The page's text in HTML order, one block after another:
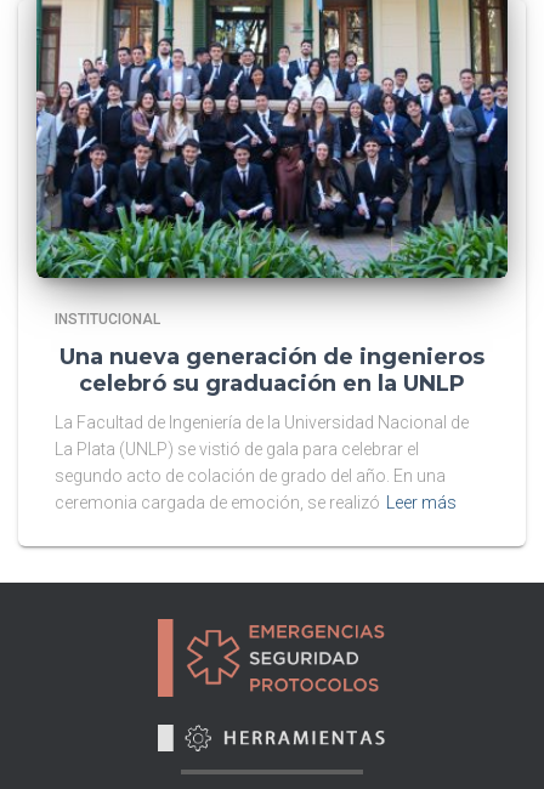
INSTITUCIONAL
Una nueva generación de ingenieros
celebró su graduación en la UNLP
La Facultad de Ingeniería de la Universidad Nacional de
La Plata (UNLP) se vistió de gala para celebrar el
segundo acto de colación de grado del año. En una
ceremonia cargada de emoción, se realizó
Leer más